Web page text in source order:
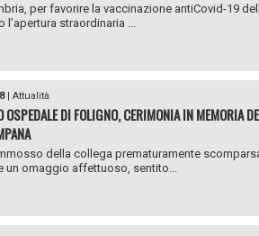
per favorire la vaccinazione antiCovid-19
l’apertura straordinaria ...
| Attualità
OSPEDALE DI FOLIGNO, CERIMONIA IN MEMORIA
della collega prematuramente
un omaggio affettuoso, sentito...